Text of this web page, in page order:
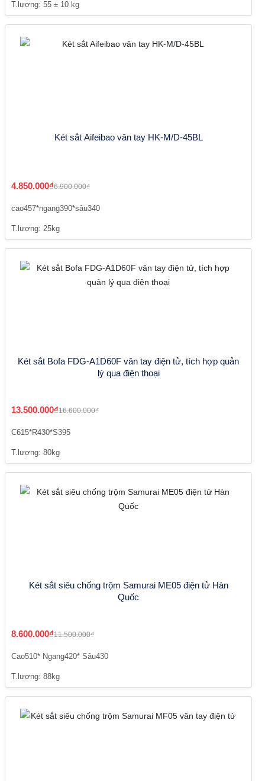
T.lượng: 55 ± 10 kg
Két sắt Aifeibao vân tay HK-M/D-45BL
4.850.000₫6.900.000₫
cao457*ngang390*sâu340
T.lượng: 25kg
Két sắt Bofa FDG-A1D60F vân tay điện tử, tích hợp quản
lý qua điện thoại
13.500.000₫16.600.000₫
C615*R430*S395
T.lượng: 80kg
Két sắt siêu chống trộm Samurai ME05 điện tử Hàn
Quốc
8.600.000₫11.500.000₫
Cao510* Ngang420* Sâu430
T.lượng: 88kg